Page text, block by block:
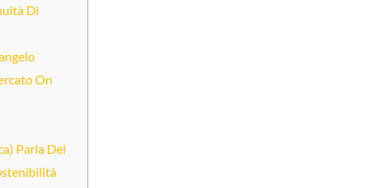
Di
On
Parla Del